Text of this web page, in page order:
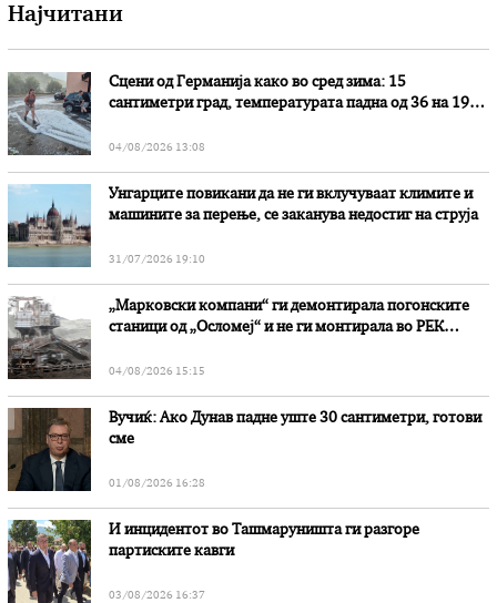
Најчитани
Сцени од Германија како во сред зима: 15
сантиметри град, температурата падна од 36 на 19
04/08/2026 13:08
Унгарците повикани да не ги вклучуваат климите и
машините за перење, се заканува недостиг на струја
31/07/2026 19:10
„Марковски компани“ ги демонтирала погонските
станици од „Осломеј“ и не ги монтирала во РЕК
04/08/2026 15:15
Вучиќ: Ако Дунав падне уште 30 сантиметри, готови
сме
01/08/2026 16:28
И инцидентот во Ташмаруништa ги разгоре
партиските кавги
03/08/2026 16:37